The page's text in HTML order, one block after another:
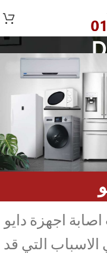
اجهزة دايو
الاسباب التي قد